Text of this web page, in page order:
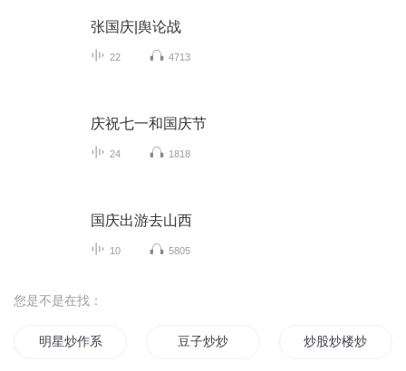
张国庆|舆论战
22 4713
庆祝七一和国庆节
24 1818
国庆出游去山西
10 5805
您是不是在找：
明星炒作系统 豆子炒炒 炒股炒楼炒期还